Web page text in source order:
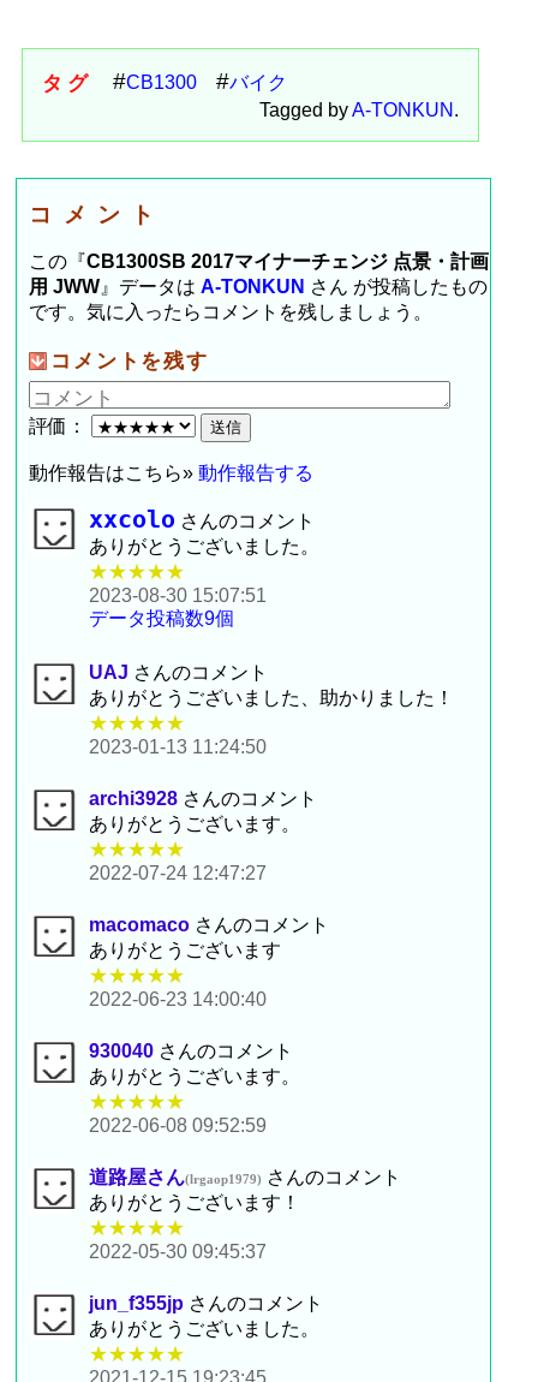
タグ CB1300
バイク
Tagged byA-TONKUN .
コメント
この『CB1300SB 2017マイナーチェンジ 点景・計画
用 JWW 』データはA-TONKUN さん が投稿したもの
です。気に入ったらコメントを残しましょう。
コメントを残す
評価：
動作報告はこちら»動作報告する
xxcolo さんのコメント
ありがとうございました。
★★★★★
2023-08-30 15:07:51
データ投稿数9個
UAJ さんのコメント
ありがとうございました、助かりました！
★★★★★
2023-01-13 11:24:50
archi3928 さんのコメント
ありがとうございます。
★★★★★
2022-07-24 12:47:27
macomaco さんのコメント
ありがとうございます
★★★★★
2022-06-23 14:00:40
930040 さんのコメント
ありがとうございます。
★★★★★
2022-06-08 09:52:59
道路屋さん(lrgaop1979) さんのコメント
ありがとうございます！
★★★★★
2022-05-30 09:45:37
jun_f355jp さんのコメント
ありがとうございました。
★★★★★
2021-12-15 19:23:45